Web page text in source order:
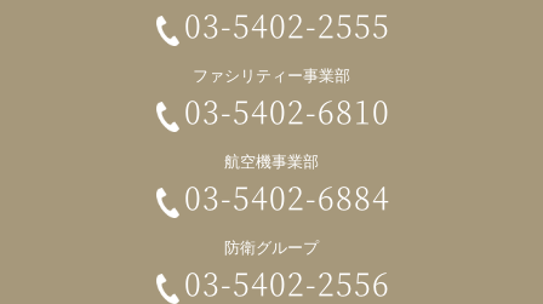
03-5402-2555
ファシリティー事業部
03-5402-6810
航空機事業部
03-5402-6884
防衛グループ
03-5402-2556